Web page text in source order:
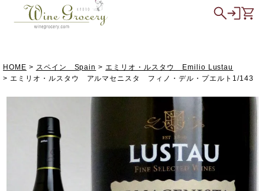
HOME スペイン Spain
エミリオ・ルスタウ Emilio Lustau
エミリオ・ルスタウ アルマセニスタ フィノ・デル・プエルト1/143